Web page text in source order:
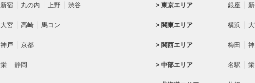
新宿 丸の内 上野 渋谷
大宮 高崎 馬コン
神戸 京都
栄 静岡
東京エリア 銀座
関東エリア 横浜
関西エリア 梅田
中部エリア 名駅 栄